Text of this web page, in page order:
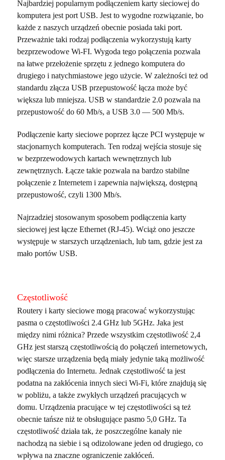
Najbardziej popularnym podłączeniem karty sieciowej do
komputera jest port USB. Jest to wygodne rozwiązanie, bo
każde z naszych urządzeń obecnie posiada taki port.
Przeważnie taki rodzaj podłączenia wykorzystują karty
bezprzewodowe Wi-FI. Wygoda tego połączenia pozwala
na łatwe przełożenie sprzętu z jednego komputera do
drugiego i natychmiastowe jego użycie. W zależności też od
standardu złącza USB przepustowość łącza może być
większa lub mniejsza. USB w standardzie 2.0 pozwala na
przepustowość do 60 Mb/s, a USB 3.0 — 500 Mb/s.
Podłączenie karty sieciowe poprzez łącze PCI występuje w
stacjonarnych komputerach. Ten rodzaj wejścia stosuje się
w bezprzewodowych kartach wewnętrznych lub
zewnętrznych. Łącze takie pozwala na bardzo stabilne
połączenie z Internetem i zapewnia największą, dostępną
przepustowość, czyli 1300 Mb/s.
Najrzadziej stosowanym sposobem podłączenia karty
sieciowej jest łącze Ethernet (RJ-45). Wciąż ono jeszcze
występuje w starszych urządzeniach, lub tam, gdzie jest za
mało portów USB.
Częstotliwość
Routery i karty sieciowe mogą pracować wykorzystując
pasma o częstotliwości 2.4 GHz lub 5GHz. Jaka jest
między nimi różnica? Przede wszystkim częstotliwość 2,4
GHz jest starszą częstotliwością do połączeń internetowych,
więc starsze urządzenia będą miały jedynie taką możliwość
podłączenia do Internetu. Jednak częstotliwość ta jest
podatna na zakłócenia innych sieci Wi-Fi, które znajdują się
w pobliżu, a także zwykłych urządzeń pracujących w
domu. Urządzenia pracujące w tej częstotliwości są też
obecnie tańsze niż te obsługujące pasmo 5,0 GHz. Ta
częstotliwość działa tak, że poszczególne kanały nie
nachodzą na siebie i są odizolowane jeden od drugiego, co
wpływa na znaczne ograniczenie zakłóceń.